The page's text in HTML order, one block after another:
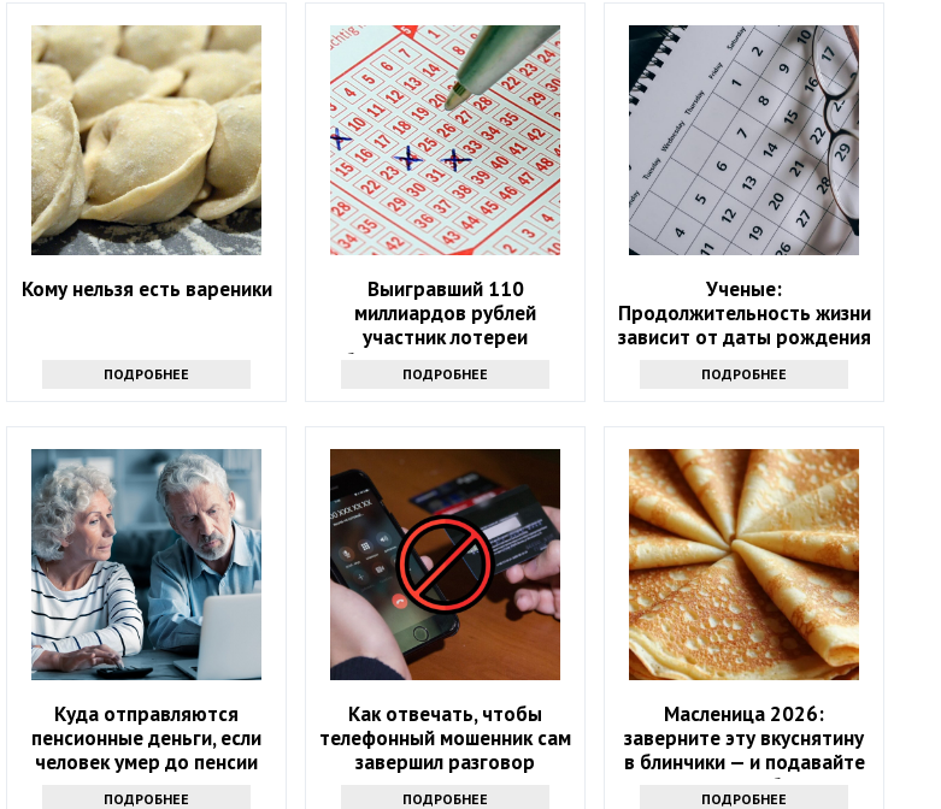
Кому нельзя есть вареники
ПОДРОБНЕЕ
Выигравший 110
миллиардов рублей
участник лотереи
объявился через девять
месяцев
ПОДРОБНЕЕ
Ученые:
Продолжительность жизни
зависит от даты рождения
ПОДРОБНЕЕ
Куда отправляются
пенсионные деньги, если
человек умер до пенсии
ПОДРОБНЕЕ
Как отвечать, чтобы
телефонный мошенник сам
завершил разговор
ПОДРОБНЕЕ
Масленица 2026:
заверните эту вкуснятину
в блинчики — и подавайте
как главное блюдо
ПОДРОБНЕЕ